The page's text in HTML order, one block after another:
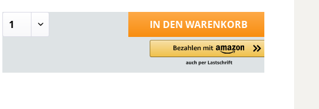
IN DEN WARENKORB